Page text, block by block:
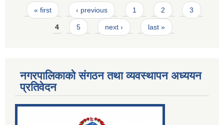
Pages
« first ‹ previous 1 2 3
4 5 next › last »
नगरपालिकाको संगठन तथा व्यवस्थापन अध्ययन
प्रतिवेदन